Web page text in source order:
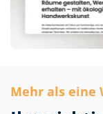
Mehr als eine